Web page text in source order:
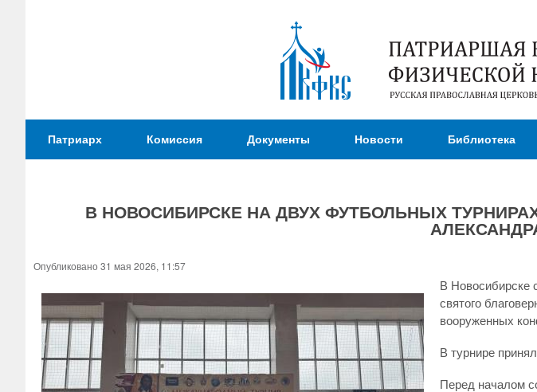
Патриаршая
Комиссия
вопросам
физической
спорта
Патриарх Комиссия Документы Новости Библиотека
здесь
В НОВОСИБИРСКЕ НА ДВУХ ФУТБОЛЬНЫХ
Опубликовано 31 мая 2026, 11:57
В Новосибирске
святого
вооруженных
В турнире
Перед началом